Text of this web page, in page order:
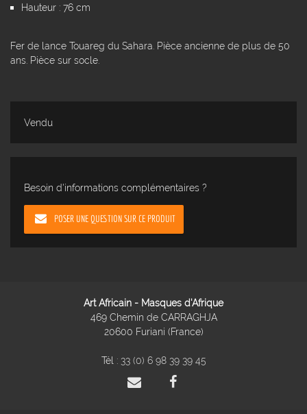
Hauteur : 76 cm
Fer de lance Touareg du Sahara. Pièce ancienne de plus de 50
ans. Pièce sur socle.
Vendu
Besoin d'informations complémentaires ?
POSER UNE QUESTION SUR CE PRODUIT
Art Africain - Masques d'Afrique
469 Chemin de CARRAGHJA
20600 Furiani (France)
Tél : 33 (0) 6 98 39 39 45